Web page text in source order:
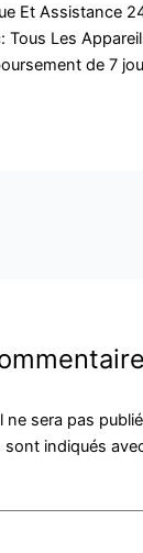
Et Assistance
Tous Les
de 7
sera pas
indiqués